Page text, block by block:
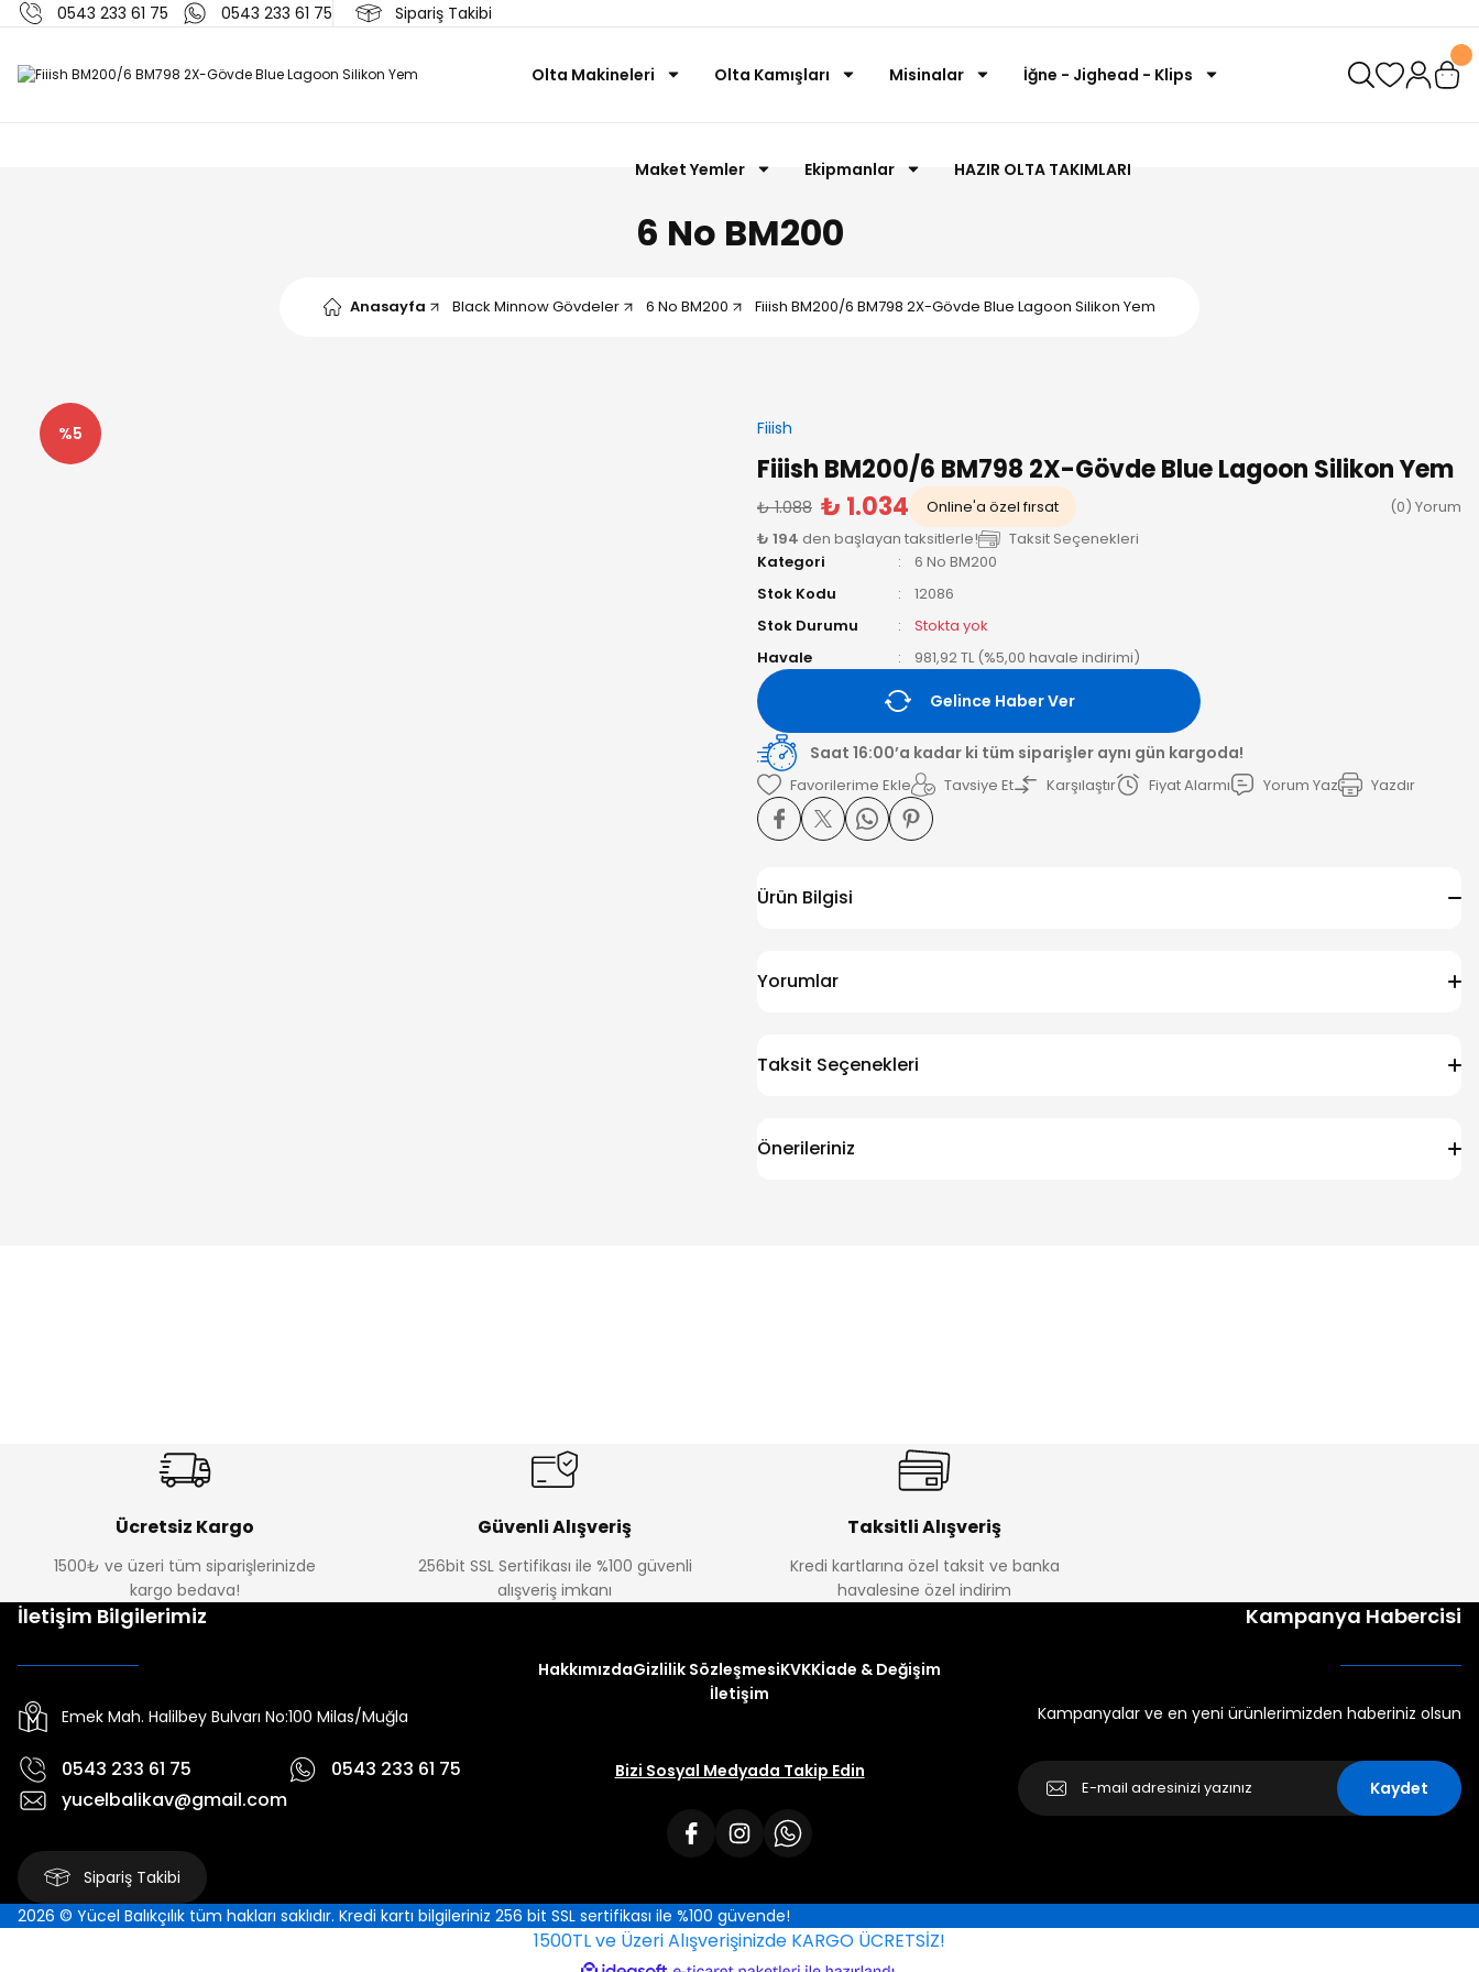
0543 233 61 75 0543 233 61 75 Sipariş Takibi
Olta Makineleri Olta Kamışları Misinalar İğne - Jighead - Klips
Maket Yemler Ekipmanlar HAZIR OLTA TAKIMLARI
6 No BM200
Anasayfa Black Minnow Gövdeler 6 No BM200 Fiiish BM200/6 BM798 2X-Gövde Blue Lagoon Silikon Yem
%5 Fiiish
Fiiish BM200/6 BM798 2X-Gövde Blue Lagoon Silikon Yem
₺ 1.088 ₺ 1.034 Online'a özel fırsat
(0) Yorum
₺ 194 den başlayan taksitlerle!
Taksit Seçenekleri
Kategori
6 No BM200
Stok Kodu
12086
Stok Durumu
Stokta yok
Havale
981,92 TL (%5,00 havale indirimi)
Gelince Haber Ver
Saat 16:00’a kadar ki tüm siparişler aynı gün kargoda!
Tavsiye Et Karşılaştır Fiyat Alarmı Yorum Yaz Yazdır
Ürün Bilgisi
Yorumlar
Taksit Seçenekleri
Önerileriniz
Ücretsiz Kargo
1500₺ ve üzeri tüm siparişlerinizde
kargo bedava!
Güvenli Alışveriş
256bit SSL Sertifikası ile %100 güvenli
alışveriş imkanı
Taksitli Alışveriş
Kredi kartlarına özel taksit ve banka
havalesine özel indirim
İletişim Bilgilerimiz
Emek Mah. Halilbey Bulvarı No:100 Milas/Muğla
0543 233 61 75
0543 233 61 75
yucelbalikav@gmail.com
Sipariş Takibi
HakkımızdaGizlilik SözleşmesiKVKKİade & Değişim
İletişim
Bizi Sosyal Medyada Takip Edin
Kampanya Habercisi
Kampanyalar ve en yeni ürünlerimizden haberiniz olsun
Kaydet
2026 © Yücel Balıkçılık tüm hakları saklıdır. Kredi kartı bilgileriniz 256 bit SSL sertifikası ile %100 güvende!
1500TL ve Üzeri Alışverişinizde KARGO ÜCRETSİZ!